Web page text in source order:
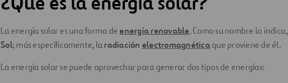
Digitalización
Automatización
Ingeniería
La energía solar es una forma de energía renovable. Como su nombre lo
Sol; más específicamente, laradiación electromagnéticaque proviene de él.
La energía solar se puede aprovechar para generar dos tipos de energías: